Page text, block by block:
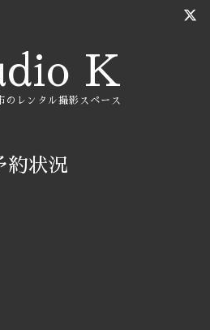
K
のレンタル撮影スペース
約状況